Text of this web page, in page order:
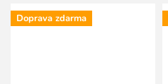
displejem, mapami pro
dobrodružné...
Doprava zdarma